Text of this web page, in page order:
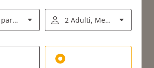
Arrivo e partenza* 2 Adulti, Mezza pensione